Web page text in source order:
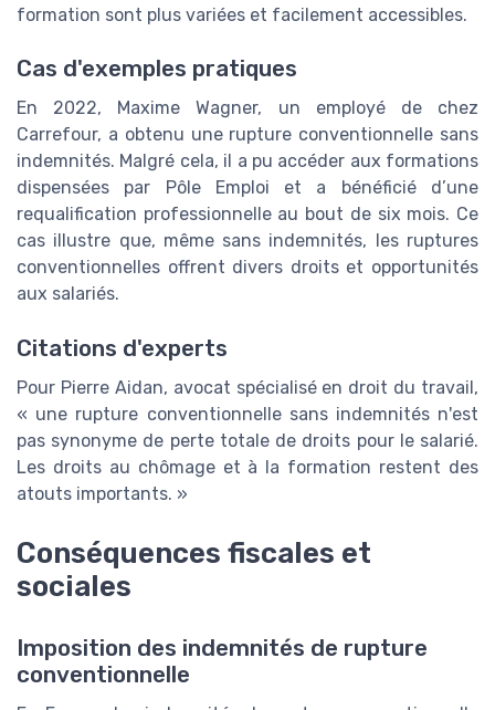
formation sont plus variées et facilement accessibles.
Cas d'exemples pratiques
En 2022, Maxime Wagner, un employé de chez
Carrefour, a obtenu une rupture conventionnelle sans
indemnités. Malgré cela, il a pu accéder aux formations
dispensées par Pôle Emploi et a bénéficié d’une
requalification professionnelle au bout de six mois. Ce
cas illustre que, même sans indemnités, les ruptures
conventionnelles offrent divers droits et opportunités
aux salariés.
Citations d'experts
Pour Pierre Aidan, avocat spécialisé en droit du travail,
« une rupture conventionnelle sans indemnités n'est
pas synonyme de perte totale de droits pour le salarié.
Les droits au chômage et à la formation restent des
atouts importants. »
Conséquences fiscales et
sociales
Imposition des indemnités de rupture
conventionnelle